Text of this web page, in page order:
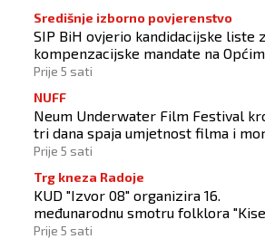
Središnje izborno povjerenstvo
SIP BiH ovjerio kandidacijske liste
kompenzacijske mandate na Općim
izborima 2026
Prije 5 sati
NUFF
Neum Underwater Film Festival
tri dana spaja umjetnost filma i
Prije 5 sati
Trg kneza Radoje
KUD "Izvor 08" organizira 16.
međunarodnu smotru folklora
2026"
Prije 5 sati